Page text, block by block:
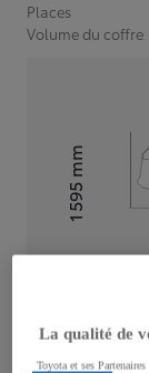
Places
Volume du coffre
Hauteur1 595
mm
La qualité de
Toyota et ses